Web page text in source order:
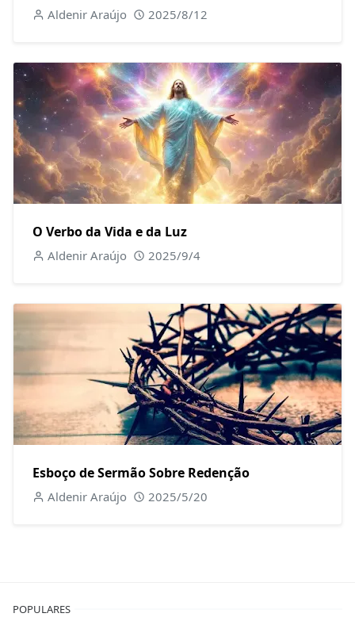
Aldenir Araújo 2025/8/12
O Verbo da Vida e da Luz
Aldenir Araújo 2025/9/4
Esboço de Sermão Sobre Redenção
Aldenir Araújo 2025/5/20
POPULARES